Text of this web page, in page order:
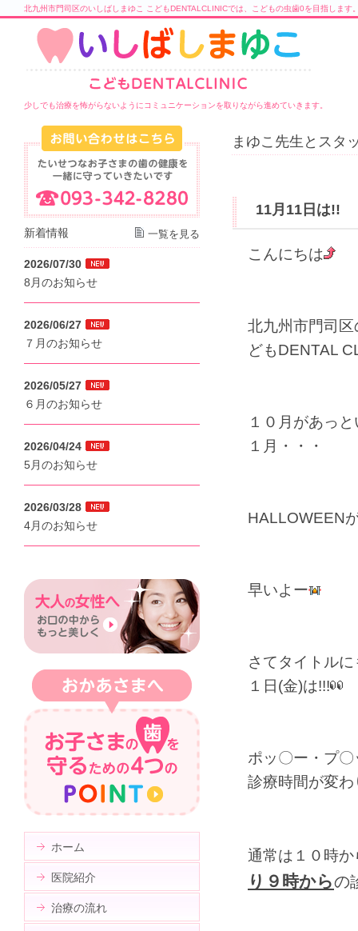
北九州市門司区のいしばしまゆこ こどもDENTALCLINICでは、こどもの虫歯0を目指します
少しでも治療を怖がらないようにコミュニケーションを取りながら進めていきます。
まゆこ先生とスタ
11月11日は!!
こんにちは
北九州市門司
どもDENTAL
１０月があっ
１月・・・
HALLOWEEN
早いよー
さてタイトル
１日(金)は!!!
ポッ〇ー・プ
診療時間が変わ
通常は１０時
り９時からの
新着情報 一覧を見る
2026/07/30
8月のお知らせ
2026/06/27
７月のお知らせ
2026/05/27
６月のお知らせ
2026/04/24
5月のお知らせ
2026/03/28
4月のお知らせ
ホーム
医院紹介
治療の流れ